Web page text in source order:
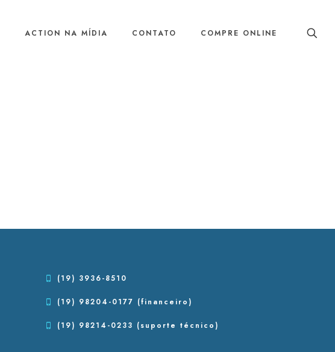
ACTION NA MÍDIA CONTATO COMPRE ONLINE
(19) 3936-8510
(19) 98204-0177 (financeiro)
(19) 98214-0233 (suporte técnico)